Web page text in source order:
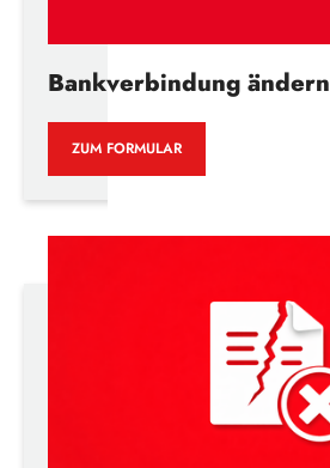
Bankverbindung ändern
ZUM FORMULAR